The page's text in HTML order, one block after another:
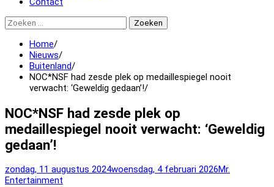
Zoeken
naar:
Home
Nieuws
Buitenland
NOC*NSF had zesde plek op medaillespiegel nooit
verwacht: ‘Geweldig gedaan’!
NOC*NSF had zesde plek op
medaillespiegel nooit verwacht: ‘Geweldig
gedaan’!
zondag, 11 augustus 2024woensdag, 4 februari 2026Mr.
Entertainment